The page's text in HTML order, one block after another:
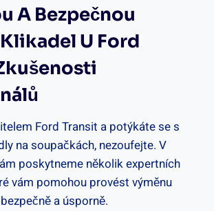
A Bezpečnou
U Ford
Ford Transit a potýkáte se s
na soupačkách, nezoufejte. V
poskytneme několik expertních
vám pomohou provést výměnu​
a úsporně.